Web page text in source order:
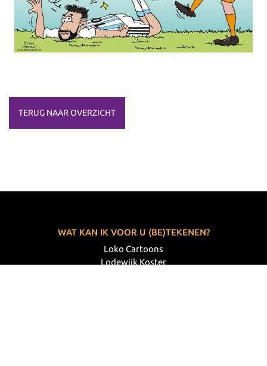
TERUG NAAR OVERZICHT
WAT KAN IK VOOR U (BE)TEKENEN?
Loko Cartoons
Lodewijk Koster